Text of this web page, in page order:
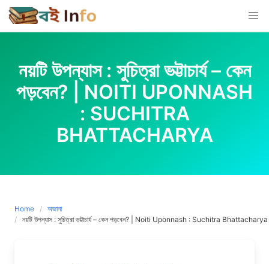
Skip
to
content
নয়টি উপন্যাস : সুচিত্রা ভট্টাচাৰ্য – কেন
পড়বেন? | NOITI UPONNASH
: SUCHITRA
BHATTACHARYA
Home
অজানা
নয়টি উপন্যাস : সুচিত্রা ভট্টাচাৰ্য – কেন পড়বেন? | Noiti Uponnash : Suchitra Bhattacharya